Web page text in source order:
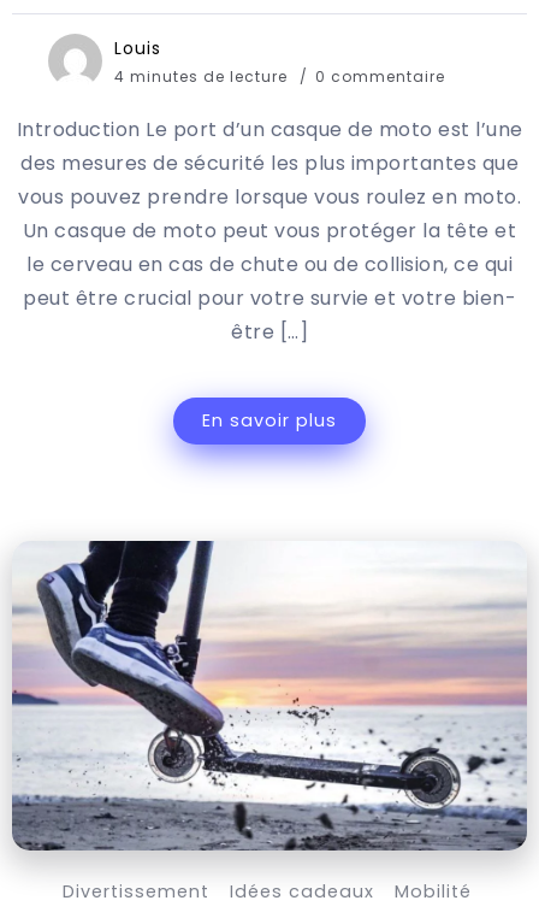
Louis
4 minutes de lecture 0 commentaire
Introduction Le port d’un casque de moto est l’une
des mesures de sécurité les plus importantes que
vous pouvez prendre lorsque vous roulez en moto.
Un casque de moto peut vous protéger la tête et
le cerveau en cas de chute ou de collision, ce qui
peut être crucial pour votre survie et votre bien-
être […]
En savoir plus
Divertissement Idées cadeaux
Mobilité